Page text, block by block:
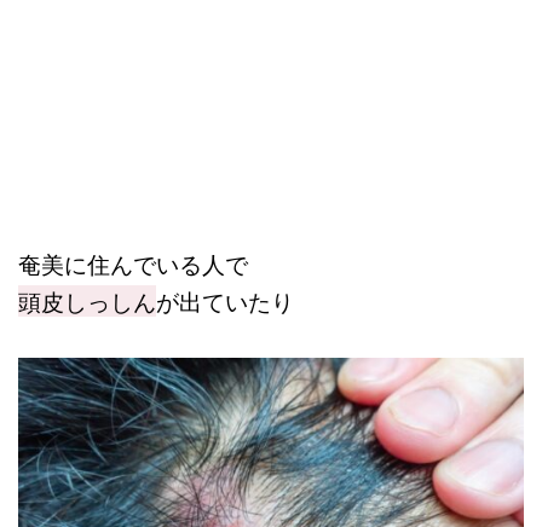
奄美に住んでいる人で
頭皮しっしんが出ていたり